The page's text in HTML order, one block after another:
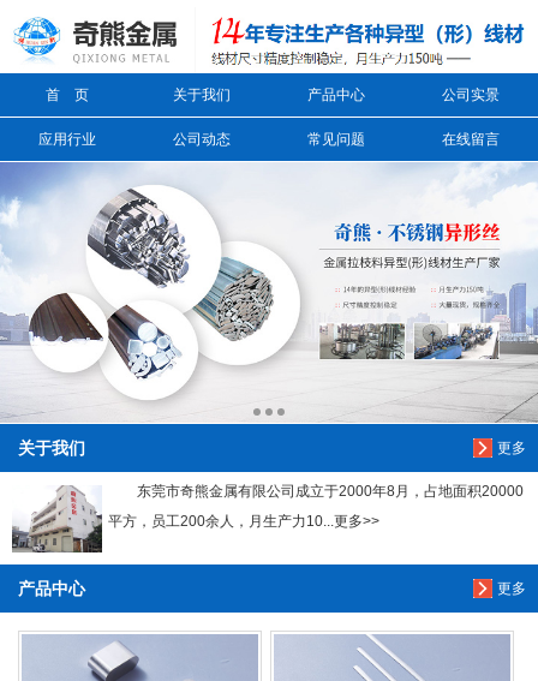
首 页 关于我们 产品中心 公司实景
应用行业 公司动态 常见问题 在线留言
更多
关于我们
东莞市奇熊金属有限公司成立于2000年8月，占地面积20000
平方，员工200余人，月生产力10...更多>>
更多
产品中心
信息搜索
搜索